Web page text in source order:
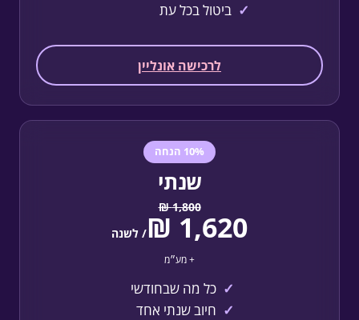
ביטול בכל עת
לרכישה אונליין
10% הנחה
שנתי
‏1,800 ₪
/ לשנה
+ מע״מ
כל מה שבחודשי
חיוב שנתי אחד